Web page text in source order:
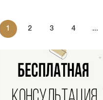
1 2 3 4 ...